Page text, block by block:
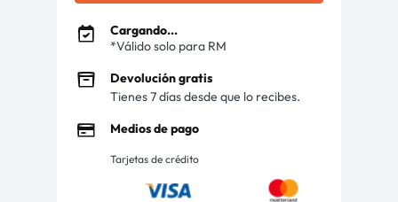
Cargando...
*Válido solo para RM
Devolución gratis
Tienes 7 días desde que lo recibes.
Medios de pago
Tarjetas de crédito